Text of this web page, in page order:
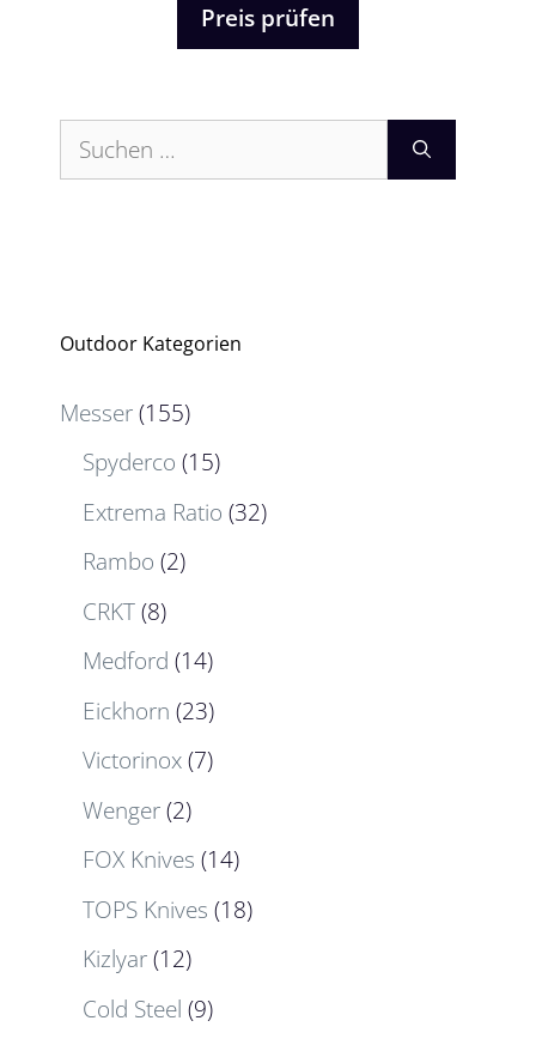
Preis prüfen
Suchen
nach:
Outdoor Kategorien
Messer(155)
Spyderco (15)
Extrema Ratio (32)
Rambo (2)
CRKT(8)
Medford (14)
Eickhorn (23)
Victorinox(7)
Wenger(2)
FOX Knives (14)
TOPS Knives (18)
Kizlyar(12)
Cold Steel (9)